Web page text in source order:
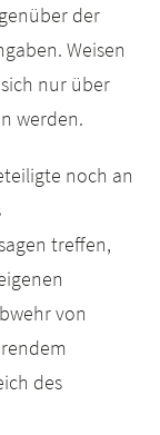
der
Weisen
nur über
werden.
noch an
treffen,
von
des